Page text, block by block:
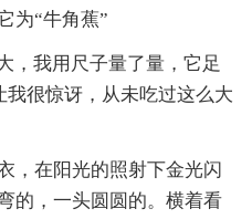
为“牛角蕉”
，我用尺子量了量，它足
我很惊讶，从未吃过这么大
，在阳光的照射下金光闪
的，一头圆圆的。横着看